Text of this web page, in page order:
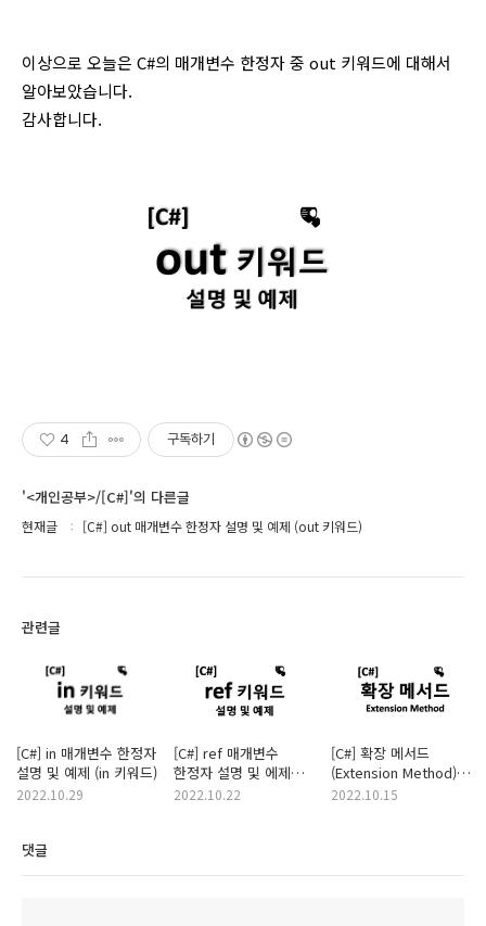
이상으로 오늘은 C#의 매개변수 한정자 중 out 키워드에 대해서
알아보았습니다.
감사합니다.
4 구독하기
'<개인공부>/[C#]'의 다른글
현재글 [C#] out 매개변수 한정자 설명 및 예제 (out 키워드)
관련글
[C#] in 매개변수 한정자
설명 및 예제 (in 키워드)
2022.10.29
[C#] ref 매개변수
한정자 설명 및 에제
(ref 키워드)
2022.10.22
[C#] 확장 메서드
(Extension Method)
설명과 예제
2022.10.15
댓글